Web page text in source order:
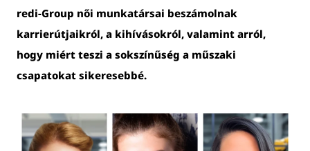
redi-Group női munkatársai beszámolnak
karrierútjaikról, a kihívásokról, valamint arról,
hogy miért teszi a sokszínűség a műszaki
csapatokat sikeresebbé.